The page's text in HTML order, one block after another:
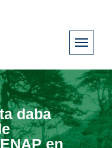
daba
en